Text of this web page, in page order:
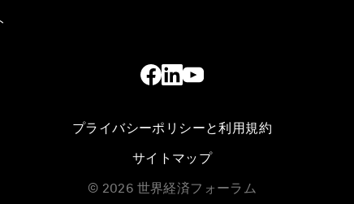
プライバシーポリシーと利用規約
サイトマップ
© 2026 世界経済フォーラム